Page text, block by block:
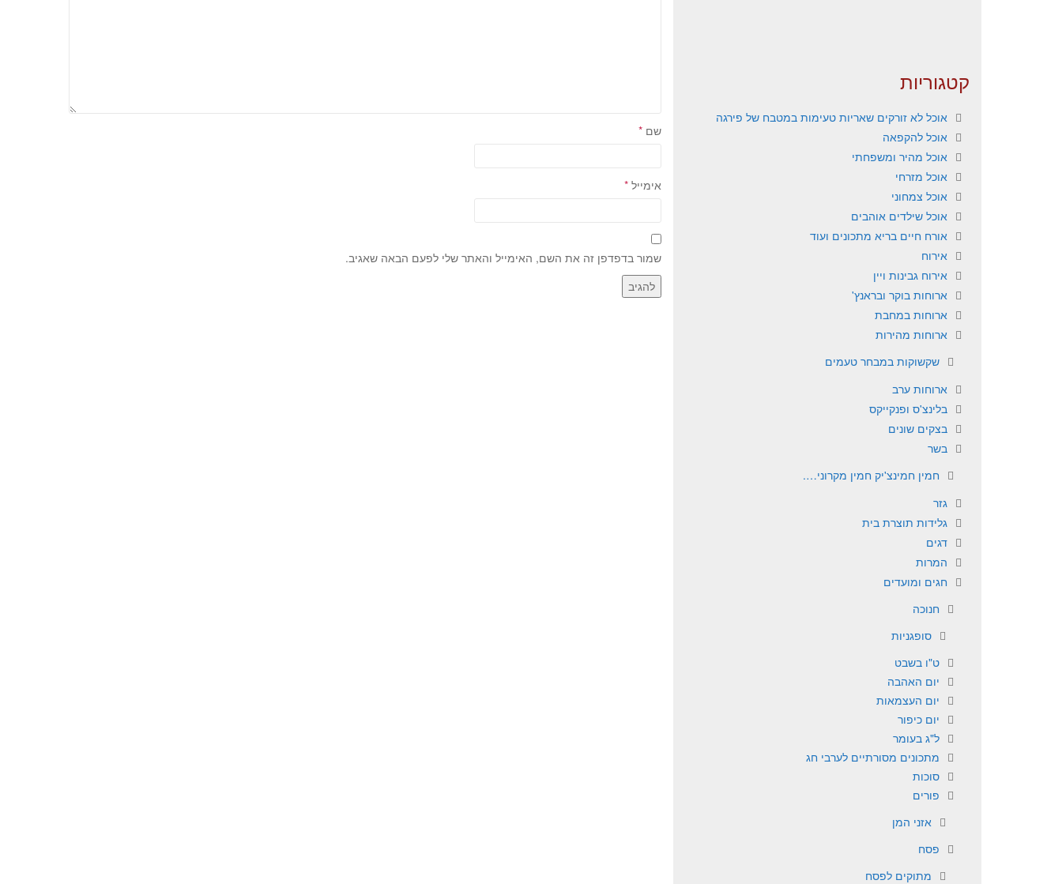
שם *
אימייל *
שמור בדפדפן זה את השם, האימייל והאתר שלי לפעם הבאה שאגיב.
קטגוריות
אוכל לא זורקים שאריות טעימות במטבח של פירגה
אוכל להקפאה
אוכל מהיר ומשפחתי
אוכל מזרחי
אוכל צמחוני
אוכל שילדים אוהבים
אורח חיים בריא מתכונים ועוד
אירוח
אירוח גבינות ויין
ארוחות בוקר ובראנץ'
ארוחות במחבת
ארוחות מהירות
שקשוקות במבחר טעמים
ארוחות ערב
בלינצ'ס ופנקייקס
בצקים שונים
בשר
חמין חמינצ'יק חמין מקרוני….
גזר
גלידות תוצרת בית
דגים
המרות
חגים ומועדים
חנוכה
סופגניות
ט"ו בשבט
יום האהבה
יום העצמאות
יום כיפור
ל"ג בעומר
מתכונים מסורתיים לערבי חג
סוכות
פורים
אזני המן
פסח
מתוקים לפסח